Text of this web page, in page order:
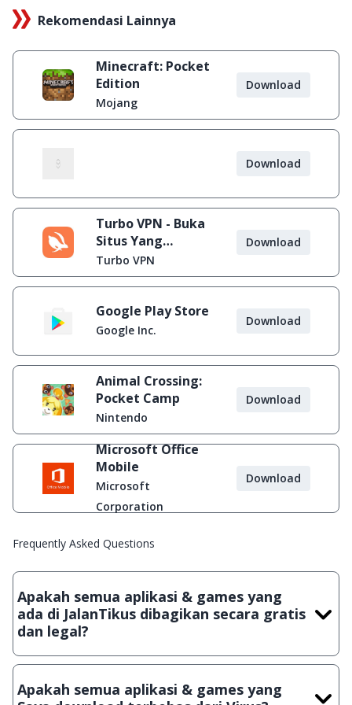
Rekomendasi Lainnya
Minecraft: Pocket
Edition
Mojang
Download
Download
Turbo VPN - Buka
Situs Yang
Diblokir
Turbo VPN
Download
Google Play Store
Google Inc.
Download
Animal Crossing:
Pocket Camp
Nintendo
Download
Microsoft Office
Mobile
Microsoft
Corporation
Download
Frequently Asked Questions
Apakah semua aplikasi & games yang
ada di JalanTikus dibagikan secara gratis
dan legal?
Ya, JalanTikus hanya membagikan aplikasi & games yang
crack, patch atau semacamnya.
Apakah semua aplikasi & games yang